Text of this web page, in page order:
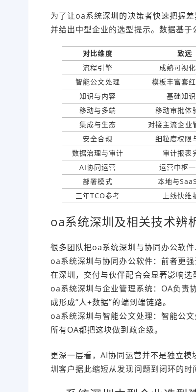
为了让oa系统深圳的决策者快速把握
并给出中型企业的选型提示。数据基于
对比维度 致远
流程引擎
成熟可视
智能公文处理
模板丰富套
知识与内容
基础知
移动与多端
移动审批体
集成与生态
对接主流企业
安全合规
细粒度权限
数据治理与审计
审计报表
AI协同运营
运营中枢
部署模式
本地与
三年TCO参考
上线快维
oa系统深圳及相关技术辨
很多团队把oa系统深圳与协同办公软
oa系统深圳与协同办公软件：前者更
在深圳，交付与伙伴配合会显著影响选
oa系统深圳与企业管理系统：OA负责
成形成“人+数据”的端到端链路。
oa系统深圳与智能公文处理：智能公
所有OA都把这块做到政企级。
更深一层看，AI协同运营并不是独立
圳客户据此缩短从发现问题到闭环的时